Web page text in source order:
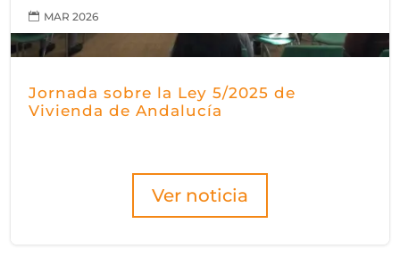
Jornada sobre la Ley 5/2025 de
Vivienda de Andalucía
Ver noticia
 MAR 2026